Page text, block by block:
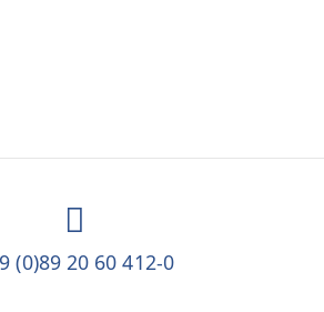
(0)89 20 60 412-0